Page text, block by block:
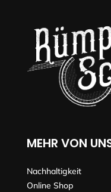
MEHR VON
Nachhaltigkeit
Online Shop